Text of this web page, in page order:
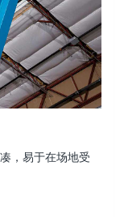
，易于在场地受